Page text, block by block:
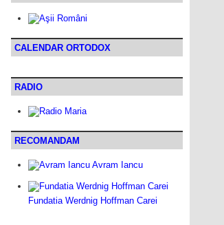
CALENDAR ORTODOX
RADIO
RECOMANDAM
Avram Iancu
Fundatia Werdnig Hoffman Carei